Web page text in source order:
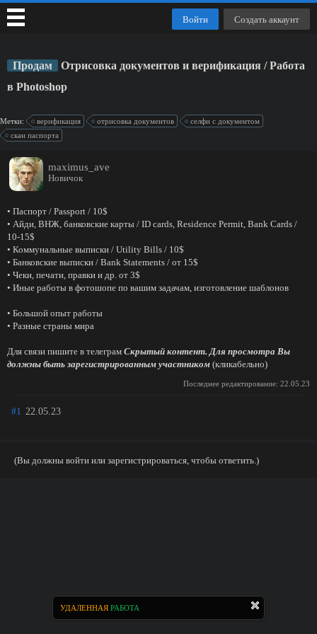
УДАЛЕННАЯ РАБОТА
Продам
Отрисовка документов и верификация / Работа
в Photoshop
Метки: верификация отрисовка документов
селфи с документом
скан паспорта
maximus_ave
Новичок
• Паспорт / Passport / 10$
• Айди, ВНЖ, банковские карты / ID cards, Residence Permit, Bank Cards /
10-15$
• Коммунальные выписки / Utility Bills / 10$
• Банковские выписки / Bank Statements / от 15$
• Чеки, печати, правки и др. от 3$
• Иные работы в фотошопе по вашим задачам, изготовление шаблонов
• Большой опыт работы
• Разные страны мира
Для связи пишите в телеграм Скрытый контент. Для просмотра Вы
должны быть зарегистрированным участником (кликабельно)
Последнее редактирование: 22.05.23
#1 22.05.23
(Вы должны войти или зарегистрироваться, чтобы ответить.)
Войти Создать аккаунт